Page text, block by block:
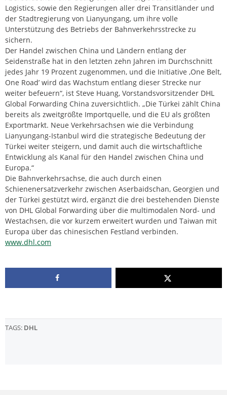
Logistics, sowie den Regierungen aller drei Transitländer und
der Stadtregierung von Lianyungang, um ihre volle
Unterstützung des Betriebs der Bahnverkehrsstrecke zu
sichern.
Der Handel zwischen China und Ländern entlang der
Seidenstraße hat in den letzten zehn Jahren im Durchschnitt
jedes Jahr 19 Prozent zugenommen, und die Initiative ‚One Belt,
One Road’ wird das Wachstum entlang dieser Strecke nur
weiter befeuern“, ist Steve Huang, Vorstandsvorsitzender DHL
Global Forwarding China zuversichtlich. „Die Türkei zählt China
bereits als zweitgrößte Importquelle, und die EU als größten
Exportmarkt. Neue Verkehrsachsen wie die Verbindung
Lianyungang-Istanbul wird die strategische Bedeutung der
Türkei weiter steigern, und damit auch die wirtschaftliche
Entwicklung als Kanal für den Handel zwischen China und
Europa.“
Die Bahnverkehrsachse, die auch durch einen
Schienenersatzverkehr zwischen Aserbaidschan, Georgien und
der Türkei gestützt wird, ergänzt die drei bestehenden Dienste
von DHL Global Forwarding über die multimodalen Nord- und
Westachsen, die vor kurzem erweitert wurden und Taiwan mit
Europa über das chinesischen Festland verbinden.
www.dhl.com
TAGS: DHL